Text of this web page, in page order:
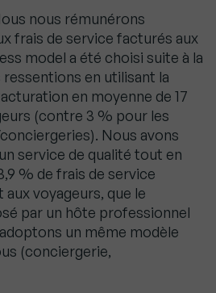
nous rémunérons
frais de service facturés aux
model a été choisi suite à la
en utilisant la
en moyenne de 17
(contre 3 % pour les
Nous avons
service de qualité tout en
% de frais de service
voyageurs, que le
par un hôte professionnel
un même modèle
(conciergerie,